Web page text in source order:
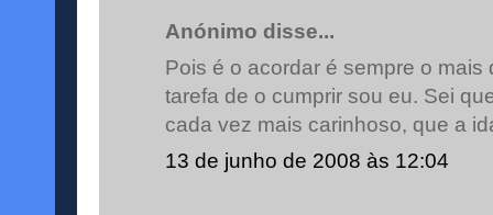
Anónimo disse...
Pois é o acordar é sempre o mais
tarefa de o cumprir sou eu. Sei
cada vez mais carinhoso, que a
13 de junho de 2008 às 12:04